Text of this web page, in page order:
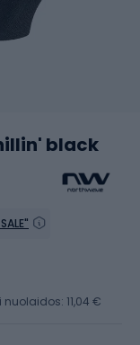
black
nuolaidos: 11,04 €